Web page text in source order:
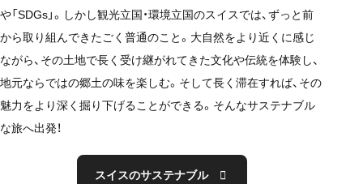
や「SDGs」。しかし観光立国・環境立国のスイスでは、ずっと前
から取り組んできたごく普通のこと。大自然をより近くに感じ
ながら、その土地で長く受け継がれてきた文化や伝統を体験し、
地元ならではの郷土の味を楽しむ。そして長く滞在すれば、その
魅力をより深く掘り下げることができる。そんなサステナブル
な旅へ出発！
スイスのサステナブル